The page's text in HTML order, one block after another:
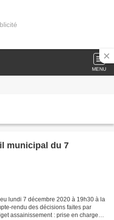
MENU
municipal du 7
lundi 7 décembre 2020 à 19h30 à la
rendu des décisions faites par
assainissement : prise en charge